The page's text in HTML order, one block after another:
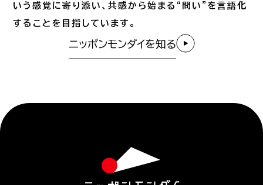
いう感覚に寄り添い、共感から始まる“問い”を言語化
することを目指しています。
ニッポンモンダイを知る